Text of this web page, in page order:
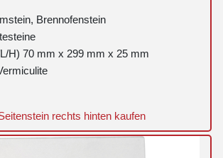
Brennofenstein
H) 70 mm x 299 mm x 25 mm
rechts hinten kaufen